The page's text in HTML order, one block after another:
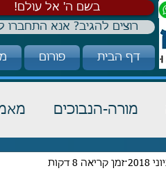
!בשם ה' אל עולם
רוצים להגיב? אנא התחברו
דף הבית פורום
מורה-הנבוכים
כבוד תורה הלכה זמן קריאה 8 דקות